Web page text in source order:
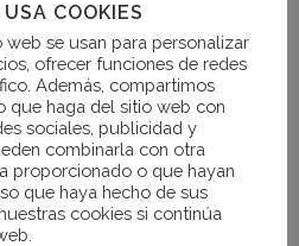
COOKIES
web se usan para personalizar
ofrecer funciones de redes
Además, compartimos
que haga del sitio web con
sociales, publicidad y
combinarla con otra
proporcionado o que hayan
que haya hecho de sus
cookies si continúa